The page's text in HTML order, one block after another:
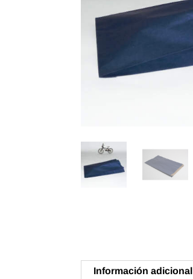
Información adicional